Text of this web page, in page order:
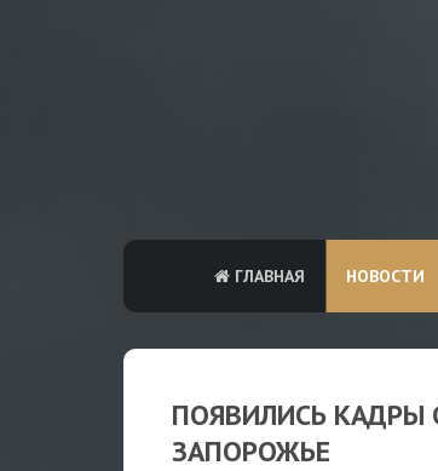
ГЛАВНАЯ НОВОСТИ
ПОЯВИЛИСЬ КАДРЫ
ЗАПОРОЖЬЕ